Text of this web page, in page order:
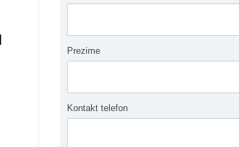
Prezime
Kontakt telefon